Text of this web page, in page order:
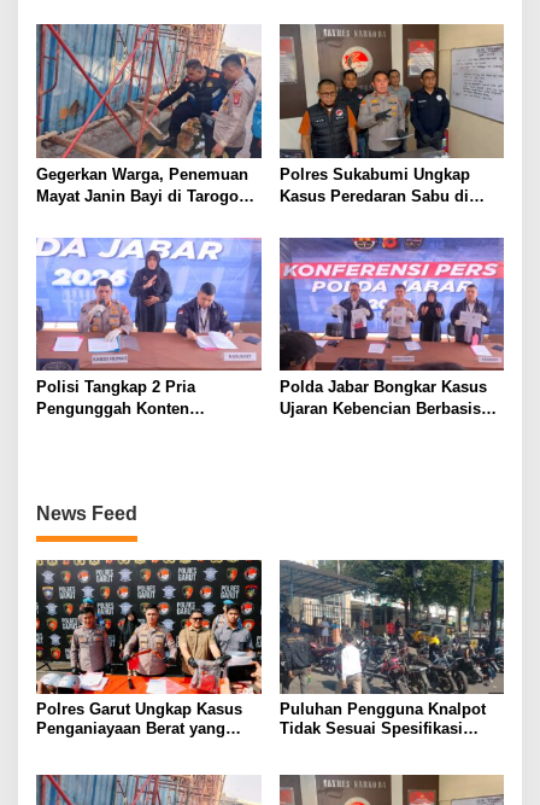
Meninggal Dunia
Penertiban Polisi
Gegerkan Warga, Penemuan
Mayat Janin Bayi di Tarogong
TKP
Polres Sukabumi Ungkap
Kasus Peredaran Sabu di
Tersangka Diamankan
Polisi Tangkap 2 Pria
Pengunggah Konten
Polda Jabar Bongkar Kasus
Ujaran Kebencian Berbasis
News Feed
Polres Garut Ungkap Kasus
Penganiayaan Berat yang
Puluhan Pengguna Knalpot
Tidak Sesuai Spesifikasi